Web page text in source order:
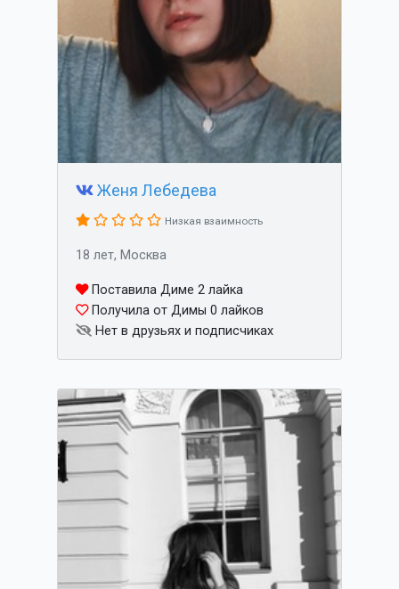
Женя Лебедева
Низкая взаимность
18 лет, Москва
Поставила Диме 2 лайка
Получила от Димы 0 лайков
Нет в друзьях и подписчиках